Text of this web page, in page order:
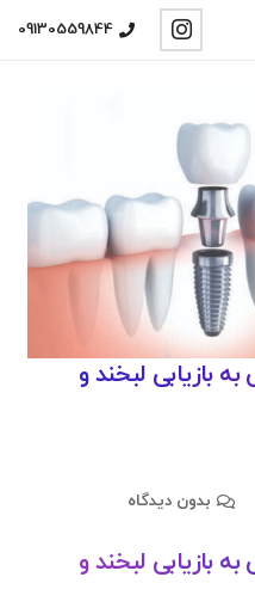
09130559844
بازیابی لبخند و
بدون دیدگاه
بازیابی لبخند و